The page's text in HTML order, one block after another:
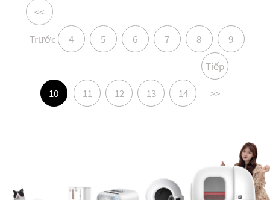
<<
Trước 4 5 6 7 8 9
10 11 12 13 14
Tiếp
>>